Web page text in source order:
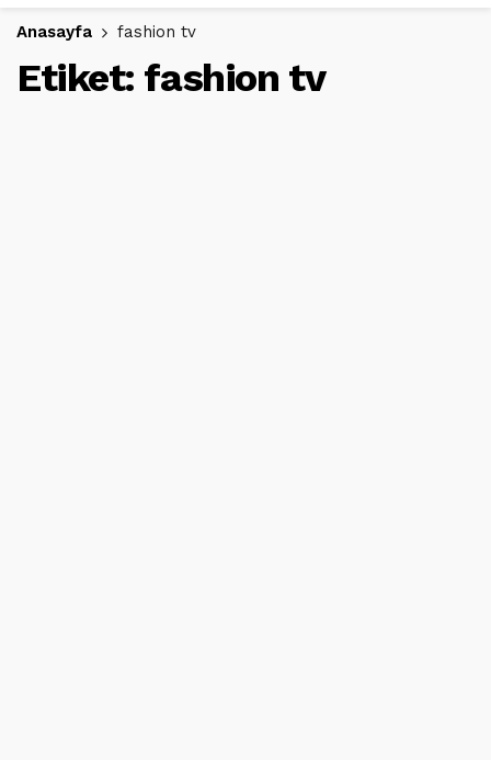
Anasayfa fashion tv
Etiket: fashion tv